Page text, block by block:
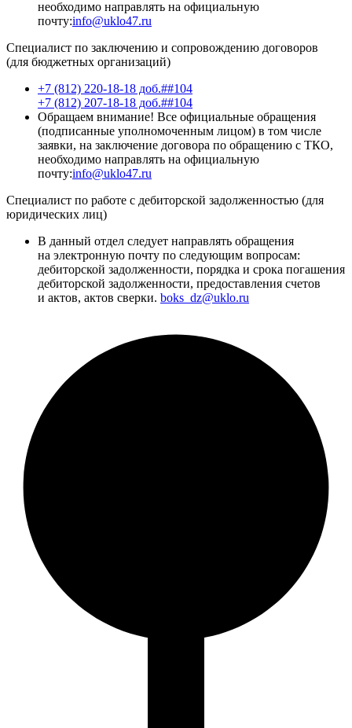
необходимо направлять на официальную
почту:info@uklo47.ru
Специалист по заключению и сопровождению договоров
(для бюджетных организаций)
+7 (812) 220-18-18 доб.##104
+7 (812) 207-18-18 доб.##104
Обращаем внимание! Все официальные обращения
(подписанные уполномоченным лицом) в том числе
заявки, на заключение договора по обращению с ТКО,
необходимо направлять на официальную
почту:info@uklo47.ru
Специалист по работе с дебиторской задолженностью (для
юридических лиц)
В данный отдел следует направлять обращения
на электронную почту по следующим вопросам:
дебиторской задолженности, порядка и срока погашения
дебиторской задолженности, предоставления счетов
и актов, актов сверки. boks_dz@uklo.ru